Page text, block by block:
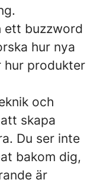
ett buzzword
hur nya
produkter
och
skapa
Du ser inte
bakom dig,
är